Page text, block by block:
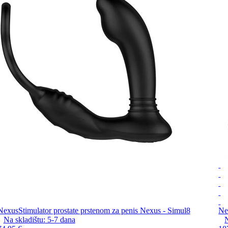
Stimulator prostate prstenom za penis Nexus - Simul8
Na skladištu: 5-7 dana